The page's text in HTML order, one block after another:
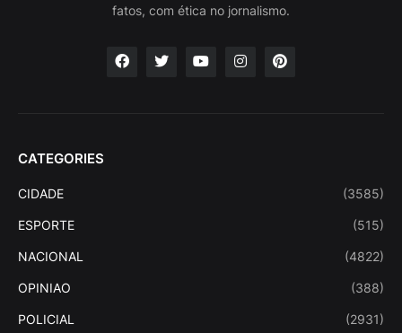
fatos, com ética no jornalismo.
CATEGORIES
CIDADE (3585)
ESPORTE (515)
NACIONAL (4822)
OPINIAO (388)
POLICIAL (2931)